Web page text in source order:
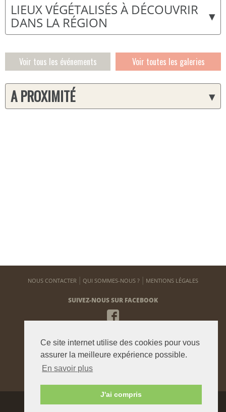
Ce site internet utilise des cookies pour vous
assurer la meilleure expérience possible.
En savoir plus
J'ai compris
▾
LIEUX VÉGÉTALISÉS À DÉCOUVRIR
DANS LA RÉGION
Voir tous les événements Voir toutes les galeries
▾
A PROXIMITÉ
NOUS CONTACTER QUI SOMMES-NOUS ? MENTIONS LÉGALES
SUIVEZ-NOUS SUR FACEBOOK
NEWSLETTER
Pour vous tenir informé de notre actualité
Agence graphique:Westango